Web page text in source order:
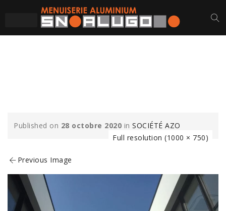
Published on 28 octobre 2020 in SOCIÉTÉ AZO
Full resolution (1000 × 750)
Previous Image